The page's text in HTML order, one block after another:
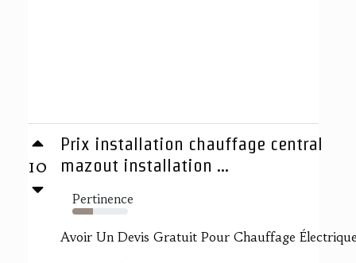
10
Prix installation chauffage central
mazout installation ...
Pertinence
37%
Avoir Un Devis Gratuit Pour Chauffage